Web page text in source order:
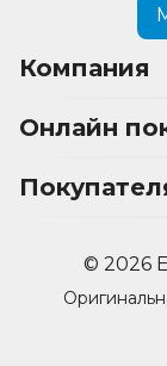
Компания
Онлайн
© 2026